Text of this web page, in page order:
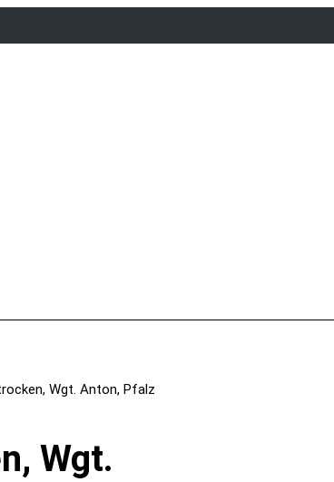
Wgt. Anton, Pfalz
Wgt.